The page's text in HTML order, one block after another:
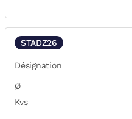
STADZ26
Désignation
Ø
Kvs